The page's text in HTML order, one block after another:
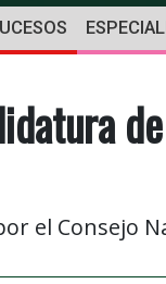
de
el Consejo